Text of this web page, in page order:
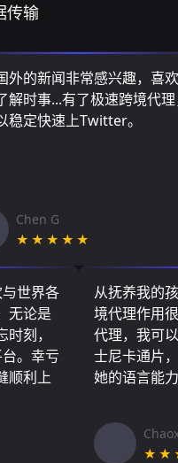
传输
外的新闻非常感兴趣，喜欢
解时事...有了极速跨境代理
稳定快速上Twitter。
Chen G
★★★★★
世界各
无论是
刻，
。幸亏
顺利上
从抚养我的
境代理作用
代理，我可
士尼卡通片
她的语言能